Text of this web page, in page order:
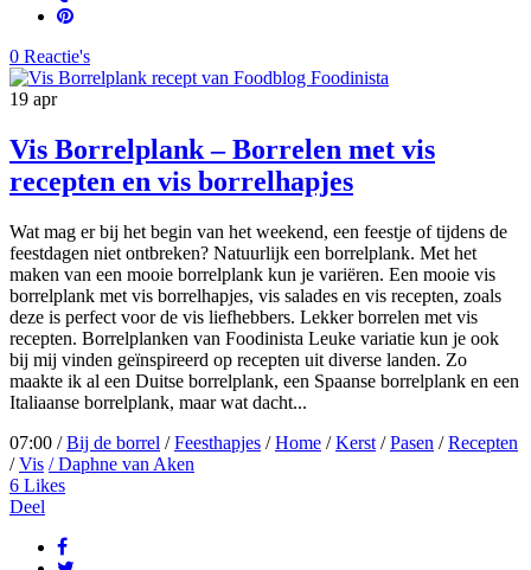
0 Reactie's
19 apr
Vis Borrelplank – Borrelen met vis
recepten en vis borrelhapjes
Wat mag er bij het begin van het weekend, een feestje of tijdens de
feestdagen niet ontbreken? Natuurlijk een borrelplank. Met het
maken van een mooie borrelplank kun je variëren. Een mooie vis
borrelplank met vis borrelhapjes, vis salades en vis recepten, zoals
deze is perfect voor de vis liefhebbers. Lekker borrelen met vis
recepten. Borrelplanken van Foodinista Leuke variatie kun je ook
bij mij vinden geïnspireerd op recepten uit diverse landen. Zo
maakte ik al een Duitse borrelplank, een Spaanse borrelplank en een
Italiaanse borrelplank, maar wat dacht...
07:00 /Bij de borrel /Feesthapjes /Home /Kerst /Pasen /Recepten
/Vis / Daphne van Aken
6 Likes
Deel